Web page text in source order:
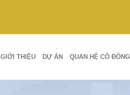
GIỚI THIỆU DỰ ÁN QUAN HỆ CỔ ĐÔNG